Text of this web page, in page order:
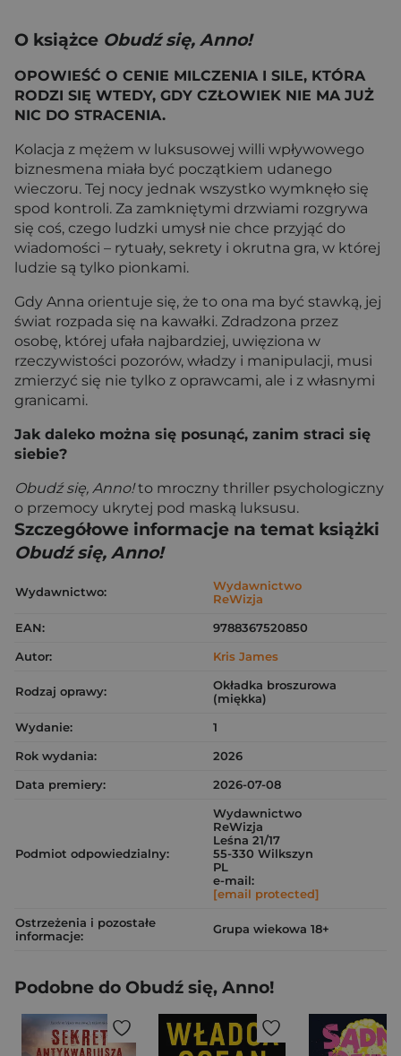
O książce Obudź się, Anno!
OPOWIEŚĆ O CENIE MILCZENIA I SILE, KTÓRA
RODZI SIĘ WTEDY, GDY CZŁOWIEK NIE MA JUŻ
NIC DO STRACENIA.
Kolacja z mężem w luksusowej willi wpływowego
biznesmena miała być początkiem udanego
wieczoru. Tej nocy jednak wszystko wymknęło się
spod kontroli. Za zamkniętymi drzwiami rozgrywa
się coś, czego ludzki umysł nie chce przyjąć do
wiadomości – rytuały, sekrety i okrutna gra, w której
ludzie są tylko pionkami.
Gdy Anna orientuje się, że to ona ma być stawką, jej
świat rozpada się na kawałki. Zdradzona przez
osobę, której ufała najbardziej, uwięziona w
rzeczywistości pozorów, władzy i manipulacji, musi
zmierzyć się nie tylko z oprawcami, ale i z własnymi
granicami.
Jak daleko można się posunąć, zanim straci się
siebie?
Obudź się, Anno!to mroczny thriller psychologiczny
o przemocy ukrytej pod maską luksusu.
Szczegółowe informacje na temat książki
Obudź się, Anno!
Wydawnictwo:
Wydawnictwo
ReWizja
EAN:
9788367520850
Autor:
Kris James
Rodzaj oprawy:
Okładka broszurowa
(miękka)
Wydanie:
1
Rok wydania:
2026
Data premiery:
2026-07-08
Podmiot odpowiedzialny:
Wydawnictwo
ReWizja
Leśna 21/17
55-330 Wilkszyn
PL
e-mail:
[email protected]
Ostrzeżenia i pozostałe
informacje:
Grupa wiekowa 18+
Podobne do Obudź się, Anno!